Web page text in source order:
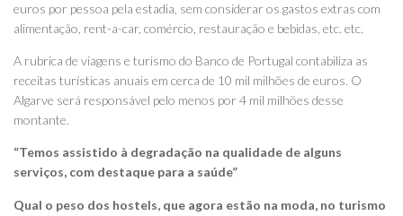
euros por pessoa pela estadia, sem considerar os gastos extras com
alimentação, rent-a-car, comércio, restauração e bebidas, etc. etc.
A rubrica de viagens e turismo do Banco de Portugal contabiliza as
receitas turísticas anuais em cerca de 10 mil milhões de euros. O
Algarve será responsável pelo menos por 4 mil milhões desse
montante.
“Temos assistido à degradação na qualidade de alguns
serviços, com destaque para a saúde”
Qual o peso dos hostels, que agora estão na moda, no turismo